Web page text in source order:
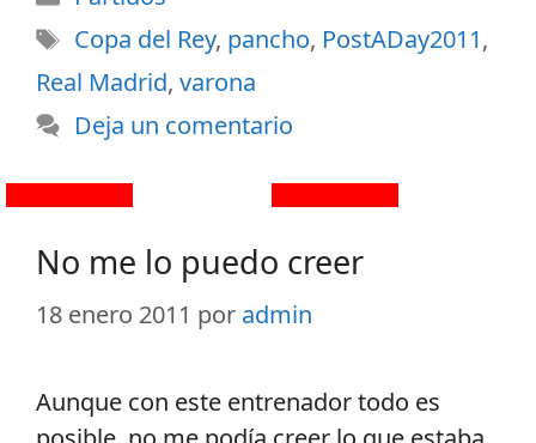
Copa del Rey, pancho, PostADay2011,
Real Madrid, varona
Deja un comentario
No me lo puedo creer
18 enero 2011 por admin
Aunque con este entrenador todo es